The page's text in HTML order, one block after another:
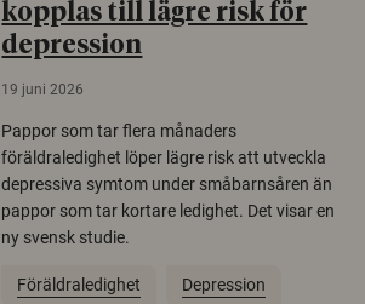
kopplas till lägre risk för
depression
19 juni 2026
Pappor som tar flera månaders
föräldraledighet löper lägre risk att utveckla
depressiva symtom under småbarnsåren än
pappor som tar kortare ledighet. Det visar en
ny svensk studie.
Föräldraledighet Depression